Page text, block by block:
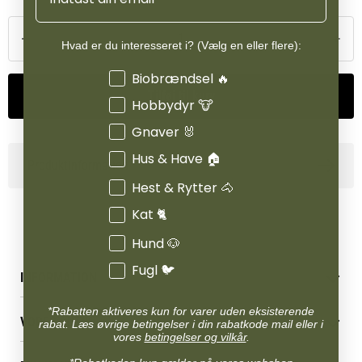
pakke med to børster, så du altid har den rette hjælp ved hånden.
Tilføj til kurv
Produktinformation
INFORMATION
Betingelser & vilkår
Reklamations- & fortrydelsesret
Levering & afhentning
VORES BUTIK
Hvad er du interesseret i? (Vælg en eller flere):
Interesser
Biobrændsel 🔥
Hobbydyr 🐮
Gnaver 🐰
Hus & Have 🏠
Hest & Rytter 🐴
Kat 🐈
Hund 🐶
Fugl 🐦
*Rabatten aktiveres kun for varer uden eksisterende
rabat. Læs øvrige betingelser i din rabatkode mail eller i
vores betingelser og vilkår.